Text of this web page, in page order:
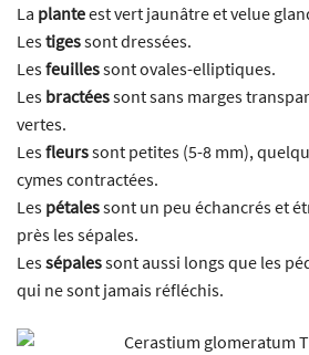
La planteest vert jaunâtre et velue
Lestigessont dressées.
Lesfeuillessont ovales-elliptiques.
Les bractéessont sans marges
vertes.
Lesfleurssont petites (5-8 mm),
cymes contractées.
Les pétalessont un peu échancrés et
près les sépales.
Lessépalessont aussi longs que les
qui ne sont jamais réfléchis.